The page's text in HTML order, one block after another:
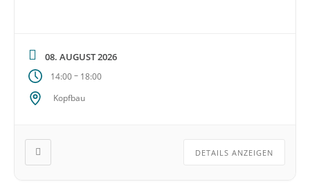
08. AUGUST 2026
14:00– 18:00
Kopfbau
DETAILS ANZEIGEN